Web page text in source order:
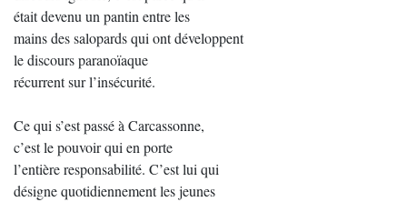
était devenu un pantin entre les
mains des salopards qui ont développent
le discours paranoïaque
récurrent sur l’insécurité.
Ce qui s’est passé à Carcassonne,
c’est le pouvoir qui en porte
l’entière responsabilité. C’est lui qui
désigne quotidiennement les jeunes